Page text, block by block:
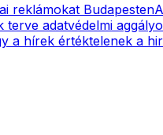
reklámokat Budapesten
adatvédelmi
a hírek értéktelenek a